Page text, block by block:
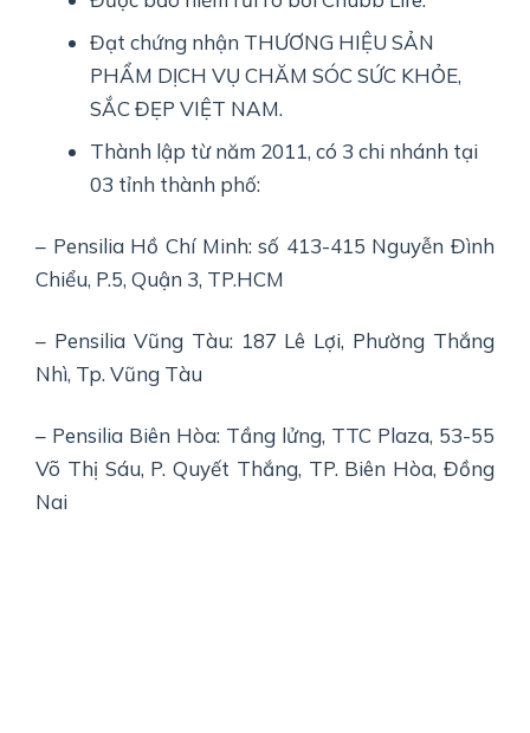
Đạt chứng nhận THƯƠNG HIỆU SẢN
PHẨM DỊCH VỤ CHĂM SÓC SỨC KHỎE,
SẮC ĐẸP VIỆT NAM.
Thành lập từ năm 2011, có 3 chi nhánh tại
03 tỉnh thành phố:
– Pensilia Hồ Chí Minh: số 413-415 Nguyễn Đình
Chiểu, P.5, Quận 3, TP.HCM
– Pensilia Vũng Tàu: 187 Lê Lợi, Phường Thắng
Nhì, Tp. Vũng Tàu
– Pensilia Biên Hòa: Tầng lửng, TTC Plaza, 53-55
Võ Thị Sáu, P. Quyết Thắng, TP. Biên Hòa, Đồng
Nai